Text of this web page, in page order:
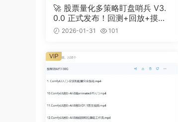
🚀 股票量化多策略盯盘哨兵 V3.
0.0 正式发布！回测+回放+摸鱼
全搞定
2026-01-31 101
VIP